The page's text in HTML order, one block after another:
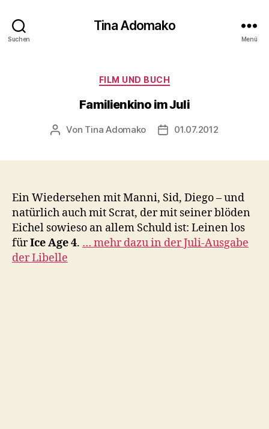
Suchen
Tina Adomako
Menü
Kategorien
FILM UND BUCH
Familienkino im Juli
Beitragsautor
Von Tina Adomako Veröffentlichungsdatum
01.07.2012
Ein Wiedersehen mit Manni, Sid, Diego – und
natürlich auch mit Scrat, der mit seiner blöden
Eichel sowieso an allem Schuld ist: Leinen los
fürIce Age 4. … mehr dazu in der Juli-Ausgabe
der Libelle